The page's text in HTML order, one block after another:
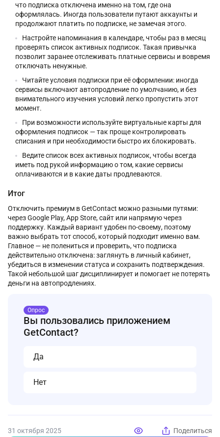
что подписка отключена именно на том, где она
оформлялась. Иногда пользователи путают аккаунты и
продолжают платить по подписке, не замечая этого.
Настройте напоминания в календаре, чтобы раз в месяц
проверять список активных подписок. Такая привычка
позволит заранее отслеживать платные сервисы и вовремя
отключать ненужные.
Читайте условия подписки при её оформлении: иногда
сервисы включают автопродление по умолчанию, и без
внимательного изучения условий легко пропустить этот
момент.
При возможности используйте виртуальные карты для
оформления подписок — так проще контролировать
списания и при необходимости быстро их блокировать.
Ведите список всех активных подписок, чтобы всегда
иметь под рукой информацию о том, какие сервисы
оплачиваются и в какие даты продлеваются.
Итог
Отключить премиум в GetContact можно разными путями:
через Google Play, App Store, сайт или напрямую через
поддержку. Каждый вариант удобен по-своему, поэтому
важно выбрать тот способ, который подходит именно вам.
Главное — не полениться и проверить, что подписка
действительно отключена: заглянуть в личный кабинет,
убедиться в изменении статуса и сохранить подтверждения.
Такой небольшой шаг дисциплинирует и помогает не потерять
деньги на автопродлениях.
Вы пользовались приложением
GetContact?
Опрос
Да
Нет
31 октября 2025 Поделиться